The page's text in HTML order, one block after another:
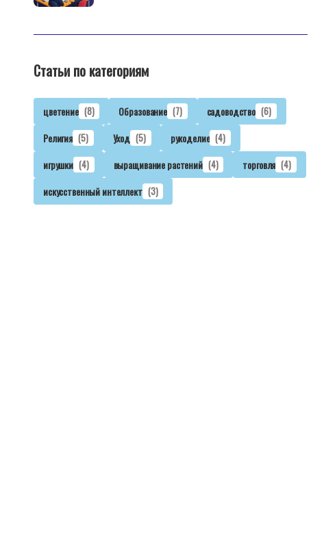
Статьи по категориям
цветение (8) Образование (7) садоводство (6)
Религия (5) Уход (5) рукоделие (4)
игрушки (4) выращивание растений (4) торговля (4)
искусственный интеллект (3)